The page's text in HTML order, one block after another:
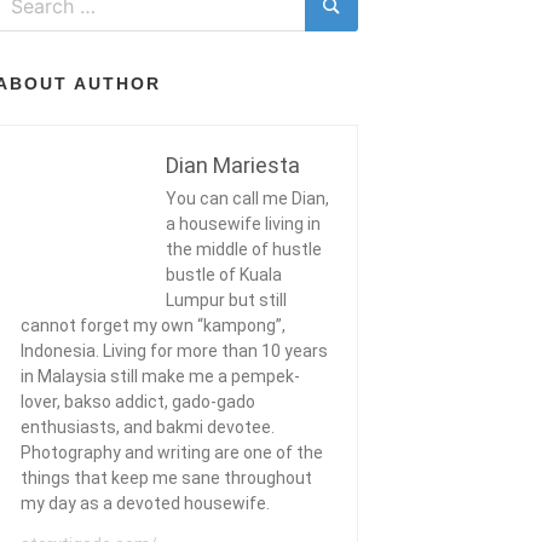
Search
AUTHOR
Dian Mariesta
You can call me Dian,
a housewife living in
the middle of hustle
bustle of Kuala
Lumpur but still
cannot forget my own “kampong”,
Indonesia. Living for more than 10 years
in Malaysia still make me a pempek-
lover, bakso addict, gado-gado
enthusiasts, and bakmi devotee.
Photography and writing are one of the
things that keep me sane throughout
my day as a devoted housewife.